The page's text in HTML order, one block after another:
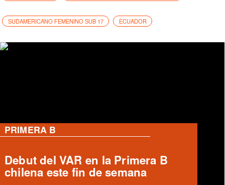
SUDAMERICANO FEMENINO SUB 17 ECUADOR
PRIMERA B
Ronald Fuentes habla sobre caso
Enzo Riquelme y Ángelo Araos